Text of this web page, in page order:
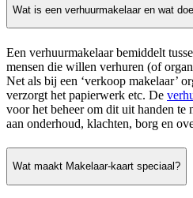
Wat is een verhuurmakelaar en wat
Een verhuurmakelaar bemiddelt
mensen die willen verhuren (of
Net als bij een ‘verkoop makelaar’
verzorgt het papierwerk etc. De
voor het beheer om dit uit handen te
aan onderhoud, klachten, borg en
Wat maakt Makelaar-kaart speciaal?